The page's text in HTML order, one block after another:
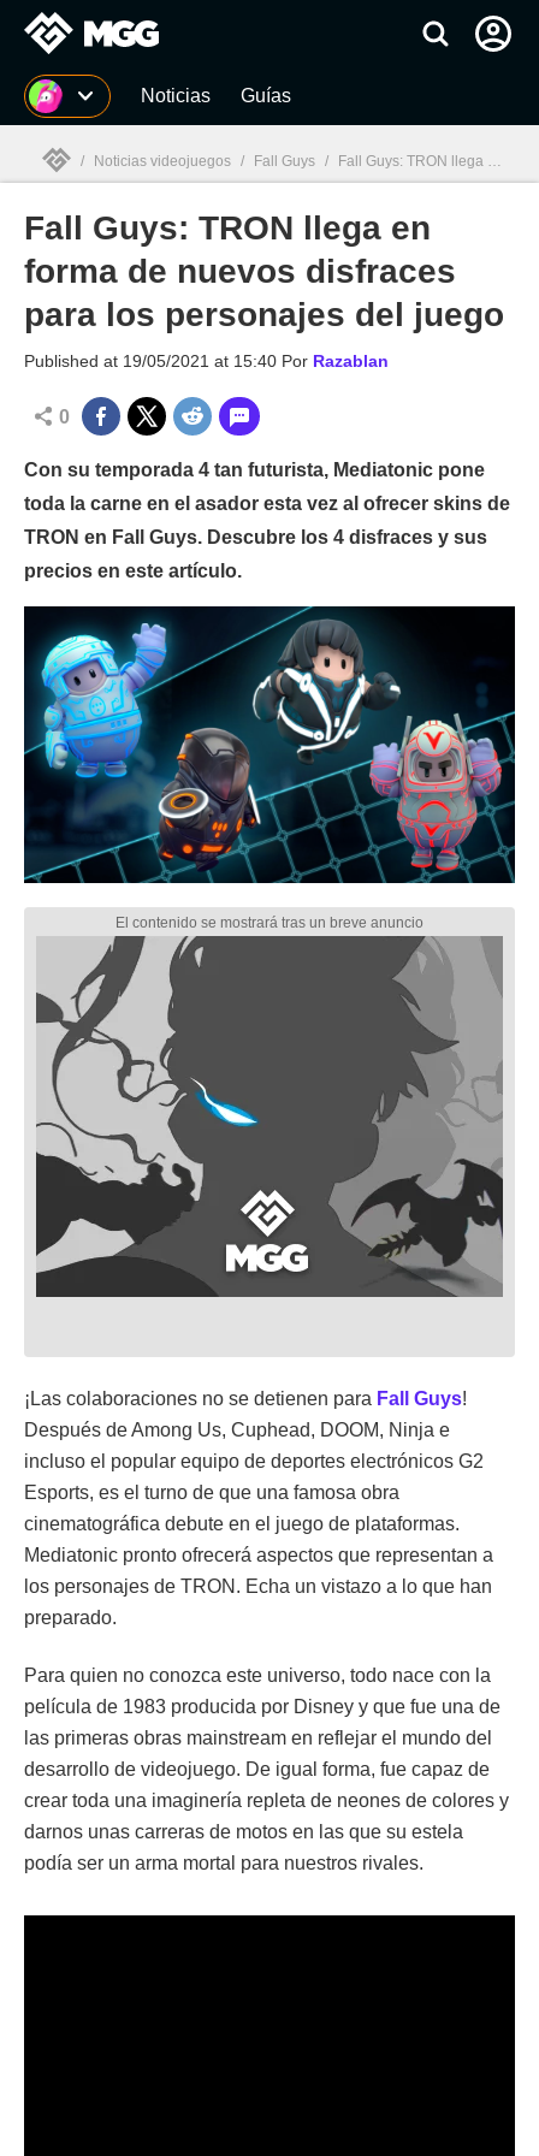
MGG Noticias Guías
MGG
/ Noticias videojuegos / Fall Guys / Fall Guys: TRON llega en forma de nuevos disfraces para los personajes del juego
Fall Guys: TRON llega en
forma de nuevos disfraces
para los personajes del juego
Published at 19/05/2021 at 15:40 Por Razablan
0
Con su temporada 4 tan futurista, Mediatonic pone
toda la carne en el asador esta vez al ofrecer skins de
TRON en Fall Guys. Descubre los 4 disfraces y sus
precios en este artículo.
¡Las colaboraciones no se detienen para Fall Guys!
Después de Among Us, Cuphead, DOOM, Ninja e
incluso el popular equipo de deportes electrónicos G2
Esports, es el turno de que una famosa obra
cinematográfica debute en el juego de plataformas.
Mediatonic pronto ofrecerá aspectos que representan a
los personajes de TRON. Echa un vistazo a lo que han
preparado.
Para quien no conozca este universo, todo nace con la
película de 1983 producida por Disney y que fue una de
las primeras obras mainstream en reflejar el mundo del
desarrollo de videojuego. De igual forma, fue capaz de
crear toda una imaginería repleta de neones de colores y
darnos unas carreras de motos en las que su estela
podía ser un arma mortal para nuestros rivales.